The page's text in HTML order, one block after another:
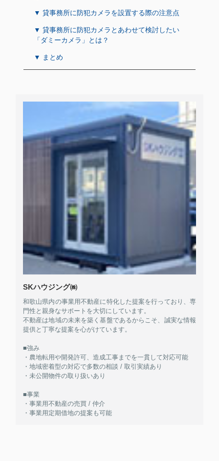
▼ 貸事務所に防犯カメラを設置する際の注意点
▼ 貸事務所に防犯カメラとあわせて検討したい
「ダミーカメラ」とは？
▼ まとめ
SKハウジング㈱
和歌山県内の事業用不動産に特化した提案を行っており、専
門性と親身なサポートを大切にしています。
不動産は地域の未来を築く基盤であるからこそ、誠実な情報
提供と丁寧な提案を心がけています。
■強み
・農地転用や開発許可、造成工事までを一貫して対応可能
・地域密着型の対応で多数の相談 / 取引実績あり
・未公開物件の取り扱いあり
■事業
・事業用不動産の売買 / 仲介
・事業用定期借地の提案も可能